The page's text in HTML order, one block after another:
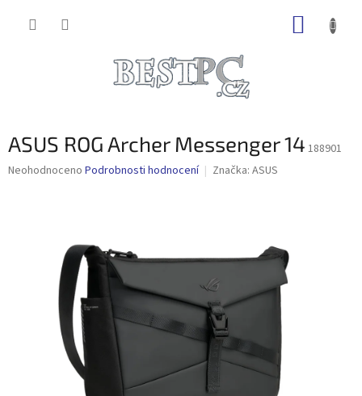
ASUS ROG Archer Messenger 14 188901
Průměrné
hvězdiček.
Neohodnoceno Podrobnosti hodnocení Značka: ASUS